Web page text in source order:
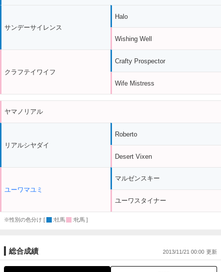
サンデーサイレンス
クラフテイワイフ
Halo
Wishing Well
Crafty Prospector
Wife Mistress
ヤマノリアル
リアルシヤダイ
ユーワマユミ
Roberto
Desert Vixen
マルゼンスキー
ユーワスタイナー
※性別の色分け [ :牡馬 :牝馬 ]
総合成績 2013/11/21 00:00